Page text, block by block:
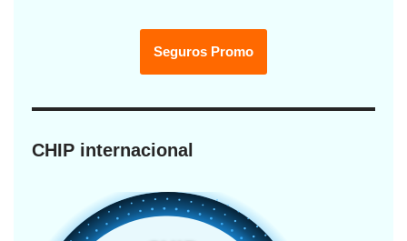
Seguros Promo
CHIP internacional